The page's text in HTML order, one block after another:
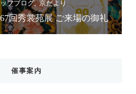
フブログ 京だより
回秀裳苑展 ご来場の御礼
催事案内